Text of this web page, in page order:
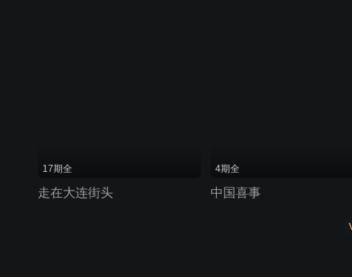
17期全
走在大连街头
4期全
中国喜事